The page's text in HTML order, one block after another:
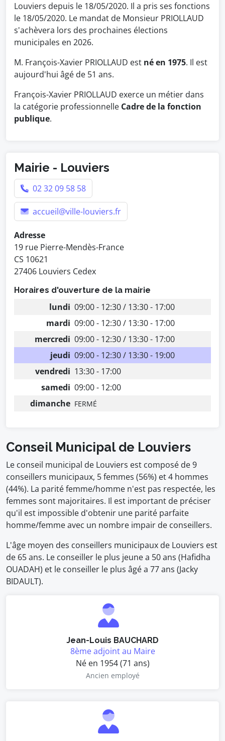
Louviers depuis le 18/05/2020. Il a pris ses fonctions
le 18/05/2020. Le mandat de Monsieur PRIOLLAUD
s'achèvera lors des prochaines élections
municipales en 2026.
M. François-Xavier PRIOLLAUD est né en 1975. Il est
aujourd'hui âgé de 51 ans.
François-Xavier PRIOLLAUD exerce un métier dans
la catégorie professionnelle Cadre de la fonction
publique.
Mairie - Louviers
02 32 09 58 58
accueil@ville-louviers.fr
Adresse
19 rue Pierre-Mendès-France
CS 10621
27406 Louviers Cedex
Horaires d'ouverture de la mairie
lundi 09:00 - 12:30 / 13:30 - 17:00
mardi 09:00 - 12:30 / 13:30 - 17:00
mercredi 09:00 - 12:30 / 13:30 - 17:00
jeudi 09:00 - 12:30 / 13:30 - 19:00
vendredi 13:30 - 17:00
samedi 09:00 - 12:00
dimanche FERMÉ
Conseil Municipal de Louviers
Le conseil municipal de Louviers est composé de 9
conseillers municipaux, 5 femmes (56%) et 4 hommes
(44%). La parité femme/homme n'est pas respectée, les
femmes sont majoritaires. Il est important de préciser
qu'il est impossible d'obtenir une parité parfaite
homme/femme avec un nombre impair de conseillers.
L'âge moyen des conseillers municipaux de Louviers est
de 65 ans. Le conseiller le plus jeune a 50 ans (Hafidha
OUADAH) et le conseiller le plus âgé a 77 ans (Jacky
BIDAULT).
Jean-Louis BAUCHARD
8ème adjoint au Maire
Né en 1954 (71 ans)
Ancien employé